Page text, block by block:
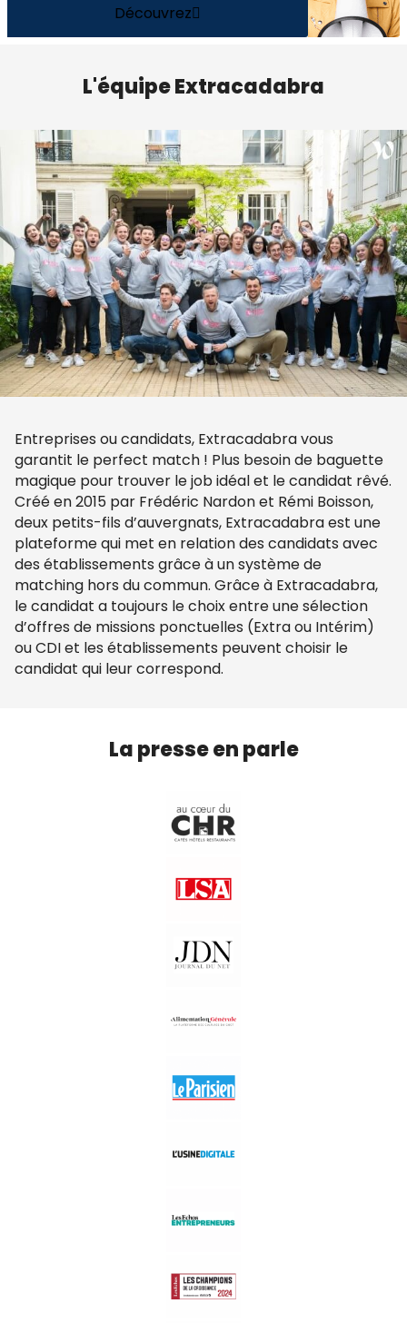
Découvrez
L'équipe Extracadabra
Entreprises ou candidats, Extracadabra vous
garantit le perfect match ! Plus besoin de baguette
magique pour trouver le job idéal et le candidat rêvé.
Créé en 2015 par Frédéric Nardon et Rémi Boisson,
deux petits-fils d’auvergnats, Extracadabra est une
plateforme qui met en relation des candidats avec
des établissements grâce à un système de
matching hors du commun. Grâce à Extracadabra,
le candidat a toujours le choix entre une sélection
d’offres de missions ponctuelles (Extra ou Intérim)
ou CDI et les établissements peuvent choisir le
candidat qui leur correspond.
La presse en parle